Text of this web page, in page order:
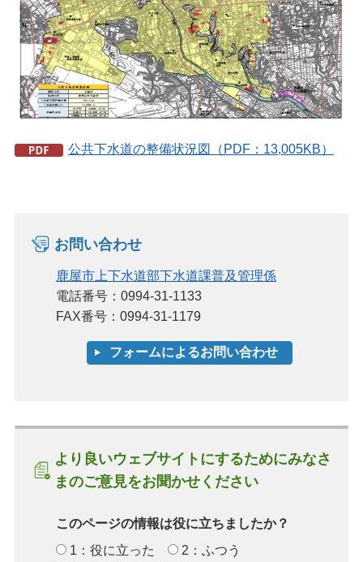
公共下水道の整備状況図（PDF：13,005KB）
お問い合わせ
鹿屋市上下水道部下水道課普及管理係
電話番号：0994-31-1133
FAX番号：0994-31-1179
より良いウェブサイトにするためにみなさ
まのご意見をお聞かせください
このページの情報は役に立ちましたか？
1：役に立った
2：ふつう